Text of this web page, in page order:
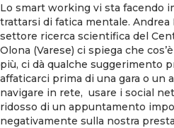
Lo smart working vi sta facendo
trattarsi di fatica mentale. Andrea
settore ricerca scientifica del
Olona (Varese) ci spiega che
più, ci dà qualche suggerimento
affaticarci prima di una gara o un
navigare in rete, usare i social
ridosso di un appuntamento
negativamente sulla nostra